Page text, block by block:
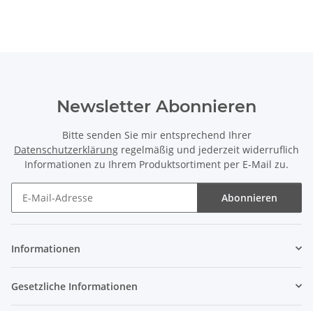
Newsletter Abonnieren
Bitte senden Sie mir entsprechend Ihrer
Datenschutzerklärung regelmäßig und jederzeit widerruflich
Informationen zu Ihrem Produktsortiment per E-Mail zu.
Abonnieren
Informationen
Gesetzliche Informationen